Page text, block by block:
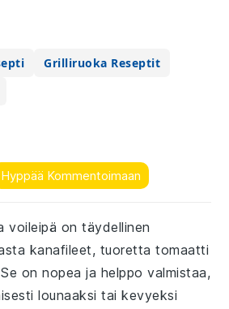
Grilliruoka Reseptit
Hyppää Kommentoimaan
voileipä on täydellinen
kanafileet, tuoretta tomaatti
on nopea ja helppo valmistaa,
lounaaksi tai kevyeksi